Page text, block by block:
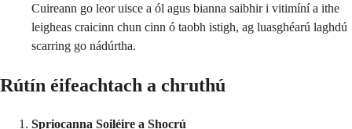
Cuireann go leor uisce a ól agus bianna saibhir i vitimíní a ithe
leigheas craicinn chun cinn ó taobh istigh, ag luasghéarú laghdú
scarring go nádúrtha.
Rútín éifeachtach a chruthú
Spriocanna Soiléire a Shocrú